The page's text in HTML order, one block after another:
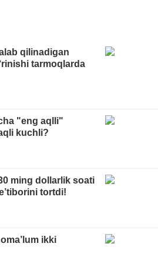
qilinadigan
tarmoqlarda
"eng aqlli"
kuchli?
ming dollarlik soati
tortdi!
ikki